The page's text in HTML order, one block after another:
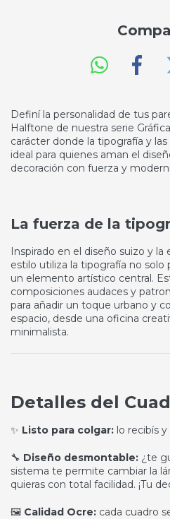
Definí la personalidad de tus
Halftone de nuestra serie
carácter donde la tipografía y
ideal para quienes aman el
decoración con fuerza y
La fuerza de la
Inspirado en el diseño suizo y
estilo utiliza la tipografía no solo
un elemento artístico central.
composiciones audaces y
para añadir un toque urbano y
espacio, desde una oficina
minimalista.
Detalles del
✨ Listo para colgar: lo recibís
🔧 Diseño desmontable: ¿te
sistema te permite cambiar la
quieras con total facilidad. ¡Tu
🖼️ Calidad Ocre: cada cuadro